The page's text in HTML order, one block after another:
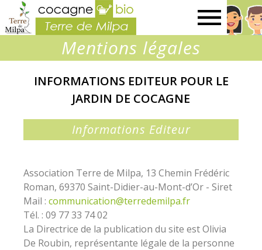
de
Milpa
Mentions légales
INFORMATIONS EDITEUR POUR LE
JARDIN DE COCAGNE
Informations Editeur
Association Terre de Milpa, 13 Chemin Frédéric
Roman, 69370 Saint-Didier-au-Mont-d’Or - Siret
Mail : communication@terredemilpa.fr
Tél. : 09 77 33 74 02
La Directrice de la publication du site est Olivia
De Roubin, représentante légale de la personne